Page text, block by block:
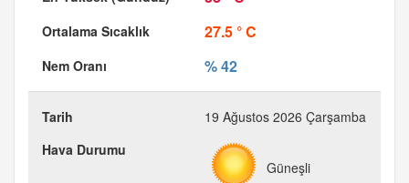
27.5 ° C
% 42
19 Ağustos 2026 Çarşamba
Güneşli